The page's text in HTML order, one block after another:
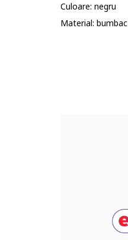
Culoare: negru
Material: bumbac